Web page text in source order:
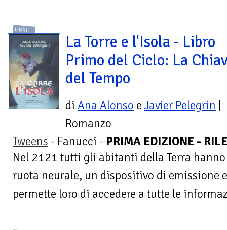
LIBRI
La Torre e l'Isola - Libro
Primo del Ciclo: La
del Tempo
di Ana Alonso e Javier Pelegrin
Romanzo
Tweens - Fanucci - PRIMA EDIZIONE -
Nel 2121 tutti gli abitanti della Terra
ruota neurale, un dispositivo di emissione
permette loro di accedere a tutte le